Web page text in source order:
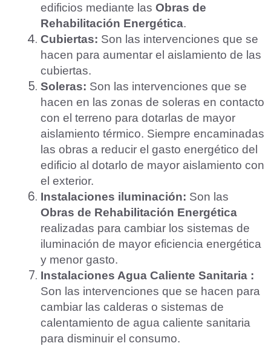
edificios mediante las Obras de
Rehabilitación Energética.
Cubiertas: Son las intervenciones que se
hacen para aumentar el aislamiento de las
cubiertas.
Soleras: Son las intervenciones que se
hacen en las zonas de soleras en contacto
con el terreno para dotarlas de mayor
aislamiento térmico. Siempre encaminadas
las obras a reducir el gasto energético del
edificio al dotarlo de mayor aislamiento con
el exterior.
Instalaciones iluminación: Son las
Obras de Rehabilitación Energética
realizadas para cambiar los sistemas de
iluminación de mayor eficiencia energética
y menor gasto.
Instalaciones Agua Caliente Sanitaria :
Son las intervenciones que se hacen para
cambiar las calderas o sistemas de
calentamiento de agua caliente sanitaria
para disminuir el consumo.
Aceptar Política Privacidad*
Solicitar Asesoramiento